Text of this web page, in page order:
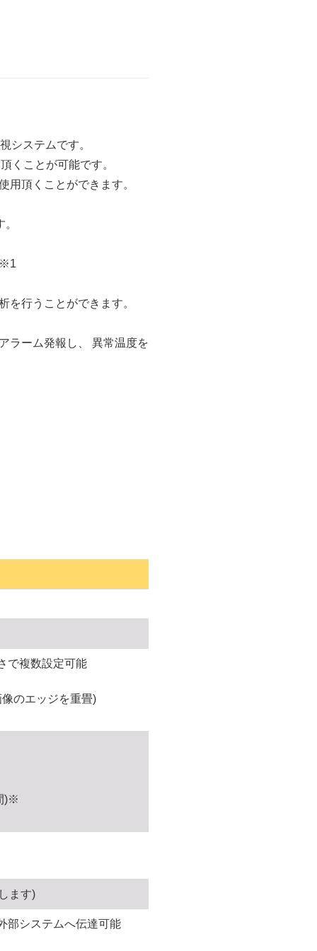
システムです。
くことが可能です。
用頂くことができます。
※1
を行うことができます。
ラーム発報し、 異常温度を
で複数設定可能
のエッジを重畳)
)※
ます)
部システムへ伝達可能